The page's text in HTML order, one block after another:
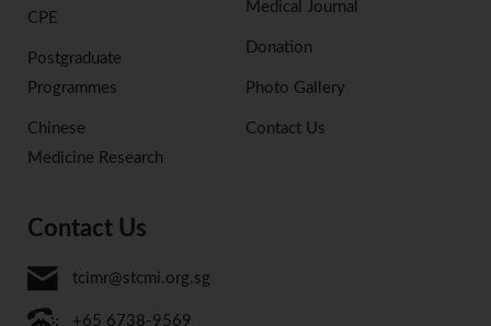
CPE
Postgraduate
Programmes
Chinese
Medicine Research
Medical Journal
Donation
Photo Gallery
Contact Us
Contact Us
tcimr@stcmi.org.sg
+65 6738-9569